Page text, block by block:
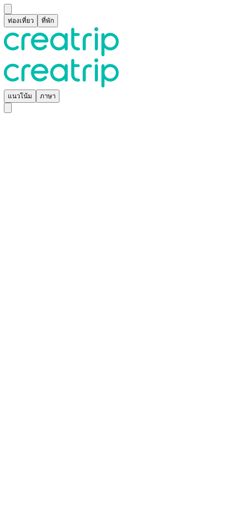
ท่องเที่ยว ที่พัก
แนวโน้ม ภาษา